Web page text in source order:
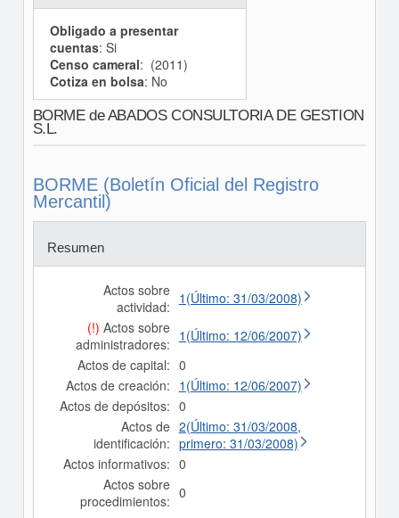
Obligado a presentar
cuentas: Si
Censo cameral: (2011)
Cotiza en bolsa: No
BORME de ABADOS CONSULTORIA DE GESTION
S.L.
BORME (Boletín Oficial del Registro
Mercantil)
Resumen
Actos sobre
actividad: 1(Último: 31/03/2008)
(!) Actos sobre
administradores: 1(Último: 12/06/2007)
Actos de capital: 0
Actos de creación: 1(Último: 12/06/2007)
Actos de depósitos: 0
Actos de
identificación:
2(Último: 31/03/2008,
primero: 31/03/2008)
Actos informativos: 0
Actos sobre
procedimientos: 0